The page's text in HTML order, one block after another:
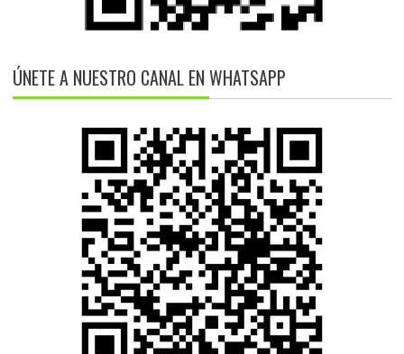
ÚNETE A NUESTRO CANAL EN WHATSAPP